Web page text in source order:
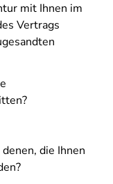
mit Ihnen im
Vertrags
die Ihnen